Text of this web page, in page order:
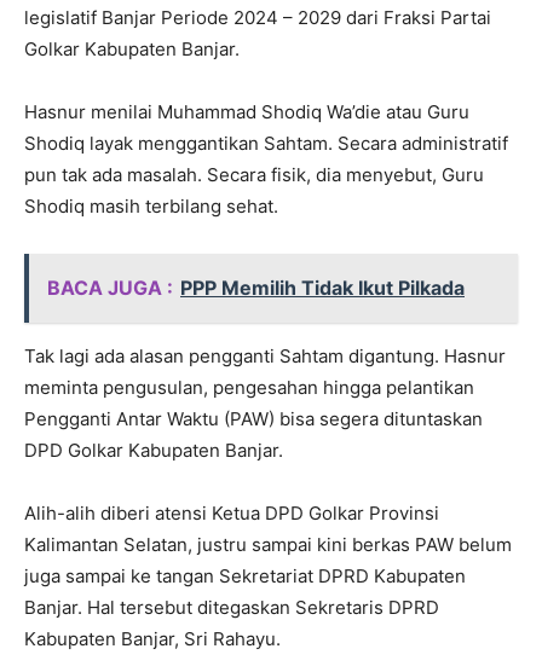
legislatif Banjar Periode 2024 – 2029 dari Fraksi Partai
Golkar Kabupaten Banjar.
Hasnur menilai Muhammad Shodiq Wa’die atau Guru
Shodiq layak menggantikan Sahtam. Secara administratif
pun tak ada masalah. Secara fisik, dia menyebut, Guru
Shodiq masih terbilang sehat.
BACA JUGA : PPP Memilih Tidak Ikut Pilkada
Tak lagi ada alasan pengganti Sahtam digantung. Hasnur
meminta pengusulan, pengesahan hingga pelantikan
Pengganti Antar Waktu (PAW) bisa segera dituntaskan
DPD Golkar Kabupaten Banjar.
Alih-alih diberi atensi Ketua DPD Golkar Provinsi
Kalimantan Selatan, justru sampai kini berkas PAW belum
juga sampai ke tangan Sekretariat DPRD Kabupaten
Banjar. Hal tersebut ditegaskan Sekretaris DPRD
Kabupaten Banjar, Sri Rahayu.